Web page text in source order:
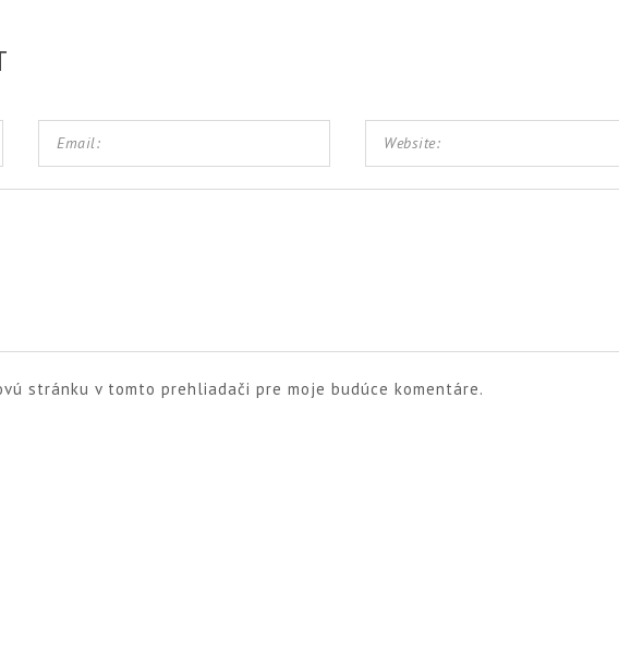
stránku v tomto prehliadači pre moje budúce komentáre.